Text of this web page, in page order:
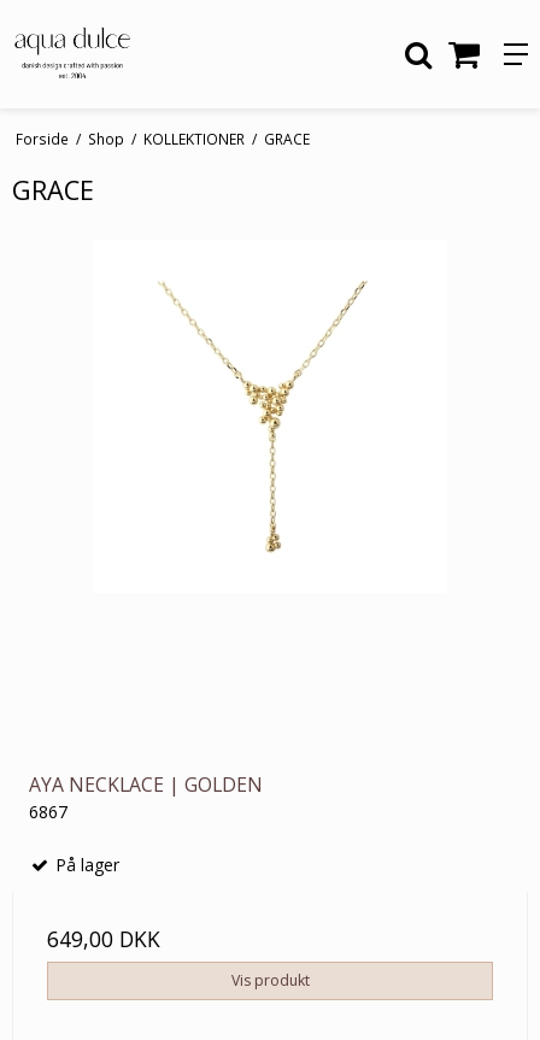
Forside / Shop / KOLLEKTIONER / GRACE
GRACE
AYA NECKLACE | GOLDEN
6867
På lager
649,00 DKK
Vis produkt